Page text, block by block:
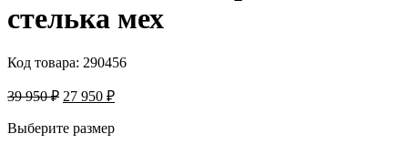
стелька мех
Код товара: 290456
39 950₽ 27 950 ₽
Выберите размер